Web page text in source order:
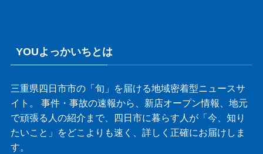
YOUよっかいちとは
三重県四日市市の「旬」を届ける地域密着型ニュースサ
イト。 事件・事故の速報から、新店オープン情報、地元
で頑張る人の紹介まで、四日市に暮らす人が「今、知り
たいこと」をどこよりも速く、詳しく正確にお届けしま
す。